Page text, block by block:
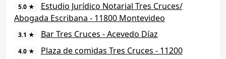
5.0 ★
Estudio Jurídico Notarial Tres Cruces/
Abogada Escribana - 11800 Montevideo
3.1 ★ Bar Tres Cruces - Acevedo Díaz
4.0 ★
Plaza de comidas Tres Cruces - 11200